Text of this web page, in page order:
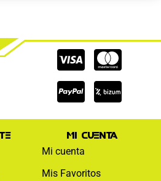
Cc-
visa
Cc-
Cc-
paypal
Mi cuenta
Mi cuenta
Mis Favoritos